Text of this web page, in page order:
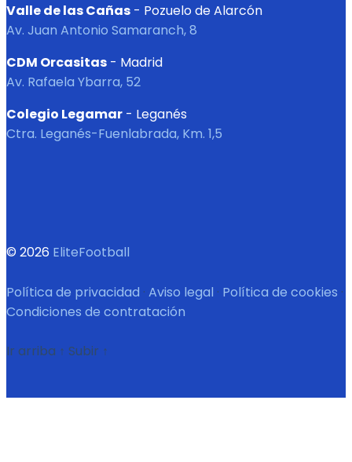
Valle de las Cañas - Pozuelo de Alarcón
Av. Juan Antonio Samaranch, 8
CDM Orcasitas - Madrid
Av. Rafaela Ybarra, 52
Colegio Legamar - Leganés
Ctra. Leganés-Fuenlabrada, Km. 1,5
© 2026 EliteFootball
Política de privacidad · Aviso legal · Política de cookies ·
Condiciones de contratación
Ir arriba ↑ Subir ↑